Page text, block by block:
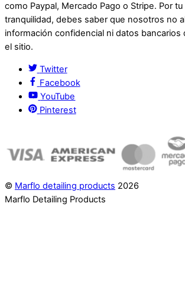
como Paypal, Mercado Pago o Stripe. Por
tranquilidad, debes saber que nosotros no
información confidencial ni datos bancarios
el sitio.
Twitter
Facebook
YouTube
Pinterest
© Marflo detailing products 2026
Marflo Detailing Products